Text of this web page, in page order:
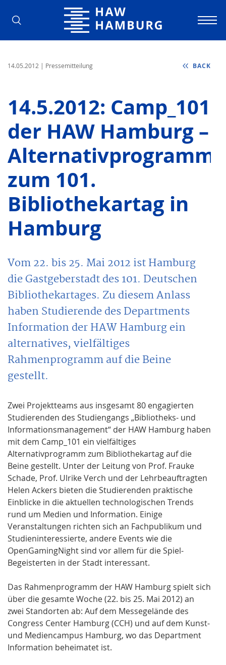
Hamburg University of Applied
14.05.2012 | Pressemitteilung BACK
14.5.2012: Camp_101
der HAW Hamburg –
Alternativprogramm
zum 101.
Bibliothekartag in
Hamburg
Vom 22. bis 25. Mai 2012 ist Hamburg
die Gastgeberstadt des 101. Deutschen
Bibliothekartages. Zu diesem Anlass
haben Studierende des Departments
Information der HAW Hamburg ein
alternatives, vielfältiges
Rahmenprogramm auf die Beine
gestellt.
Zwei Projektteams aus insgesamt 80 engagierten
Studierenden des Studiengangs „Bibliotheks- und
Informationsmanagement“ der HAW Hamburg haben
mit dem Camp_101 ein vielfältiges
Alternativprogramm zum Bibliothekartag auf die
Beine gestellt. Unter der Leitung von Prof. Frauke
Schade, Prof. Ulrike Verch und der Lehrbeauftragten
Helen Ackers bieten die Studierenden praktische
Einblicke in die aktuellen technologischen Trends
rund um Medien und Information. Einige
Veranstaltungen richten sich an Fachpublikum und
Studieninteressierte, andere Events wie die
OpenGamingNight sind vor allem für die Spiel-
Begeisterten in der Stadt interessant.
Das Rahmenprogramm der HAW Hamburg spielt sich
über die gesamte Woche (22. bis 25. Mai 2012) an
zwei Standorten ab: Auf dem Messegelände des
Congress Center Hamburg (CCH) und auf dem Kunst-
und Mediencampus Hamburg, wo das Department
Information beheimatet ist.